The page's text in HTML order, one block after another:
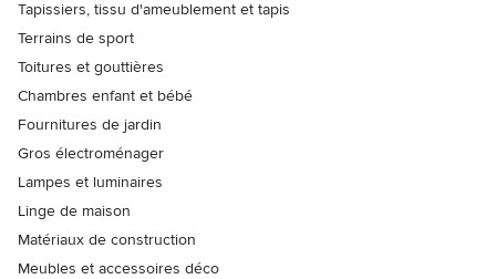
Tapissiers, tissu d'ameublement et tapis
Terrains de sport
Toitures et gouttières
Chambres enfant et bébé
Fournitures de jardin
Gros électroménager
Lampes et luminaires
Linge de maison
Matériaux de construction
Meubles et accessoires déco